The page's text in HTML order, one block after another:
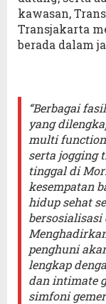
kawasan,
Transjakarta
berada dalam
“Berbagai
yang
multi
serta jogging
tinggal di
kesempatan
hidup sehat
penghuni
lengkap
dan intimate
simfoni